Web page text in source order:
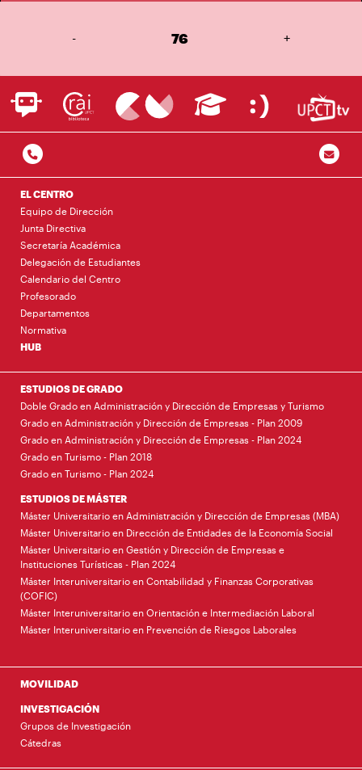
- 76 +
EL CENTRO
Equipo de Dirección
Junta Directiva
Secretaría Académica
Delegación de Estudiantes
Calendario del Centro
Profesorado
Departamentos
Normativa
HUB
ESTUDIOS DE GRADO
Doble Grado en Administración y Dirección de Empresas y Turismo
Grado en Administración y Dirección de Empresas - Plan 2009
Grado en Administración y Dirección de Empresas - Plan 2024
Grado en Turismo - Plan 2018
Grado en Turismo - Plan 2024
ESTUDIOS DE MÁSTER
Máster Universitario en Administración y Dirección de Empresas (MBA)
Máster Universitario en Dirección de Entidades de la Economía Social
Máster Universitario en Gestión y Dirección de Empresas e
Instituciones Turísticas - Plan 2024
Máster Interuniversitario en Contabilidad y Finanzas Corporativas
(COFIC)
Máster Interuniversitario en Orientación e Intermediación Laboral
Máster Interuniversitario en Prevención de Riesgos Laborales
MOVILIDAD
INVESTIGACIÓN
Grupos de Investigación
Cátedras